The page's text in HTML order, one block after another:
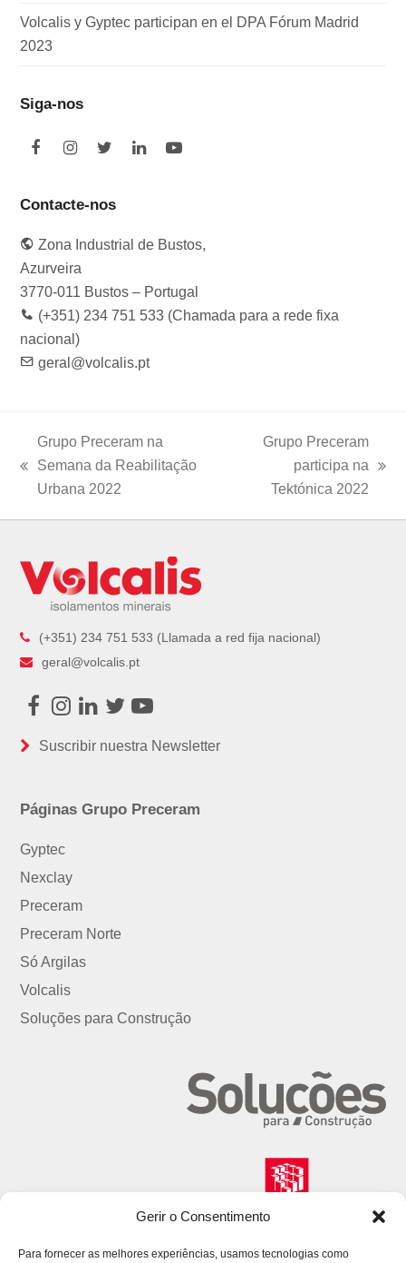
Gerir o Consentimento
Para fornecer as melhores experiências, usamos tecnologias como
Volcalis y Gyptec participan en el DPA Fórum Madrid
2023
Siga-nos
F
e
o
o
k
I
t
g
r
a
m
T
t
e
r
L
d
I
Y
b
e
Contacte-nos
Zona Industrial de Bustos,
Azurveira
3770-011 Bustos – Portugal
(+351) 234 751 533 (Chamada para a rede fixa
nacional)
geral@volcalis.pt
Grupo Preceram na
Semana da Reabilitação
Urbana 2022
Grupo Preceram
participa na
Tektónica 2022
(+351) 234 751 533 (Llamada a red fija nacional)
geral@volcalis.pt
Facebook
Instagram
LinkedIn
TwitterYoutube
Suscribir nuestra Newsletter
Páginas Grupo Preceram
Gyptec
Nexclay
Preceram
Preceram Norte
Só Argilas
Volcalis
Soluções para Construção